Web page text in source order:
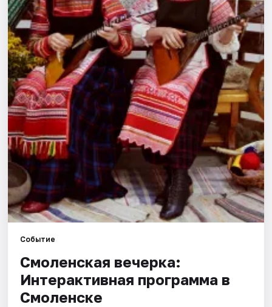
Города
Площадки
Артисты
Рейтинги
Событие
Смоленская вечерка:
Интерактивная программа в
Смоленске